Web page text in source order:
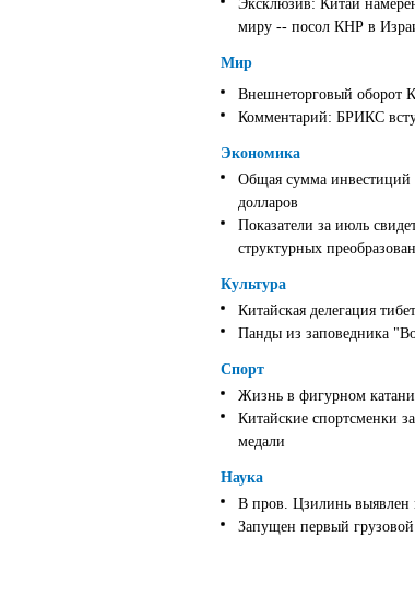
Эксклюзив: Китай
миру -- посол КНР в
Мир
Внешнеторговый оборот
Комментарий: БРИКС
Экономика
Общая сумма инвестиций
долларов
Показатели за июль
структурных
Культура
Китайская делегация
Панды из заповедника
Спорт
Жизнь в фигурном
Китайские спортсменки
медали
Наука
В пров. Цзилинь выявлен
Запущен первый